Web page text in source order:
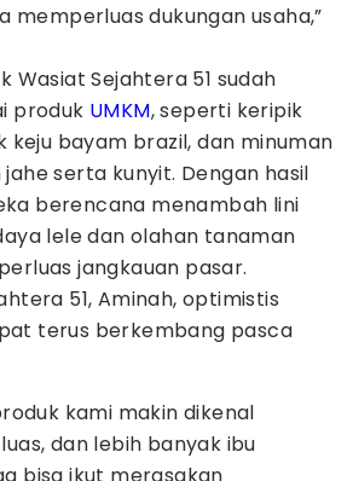
memperluas dukungan usaha,”
Wasiat Sejahtera 51 sudah
produk UMKM, seperti keripik
keju bayam brazil, dan minuman
serta kunyit. Dengan hasil
berencana menambah lini
lele dan olahan tanaman
jangkauan pasar.
51, Aminah, optimistis
terus berkembang pasca
kami makin dikenal
dan lebih banyak ibu